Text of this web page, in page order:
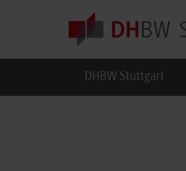
DHBW Stuttgart